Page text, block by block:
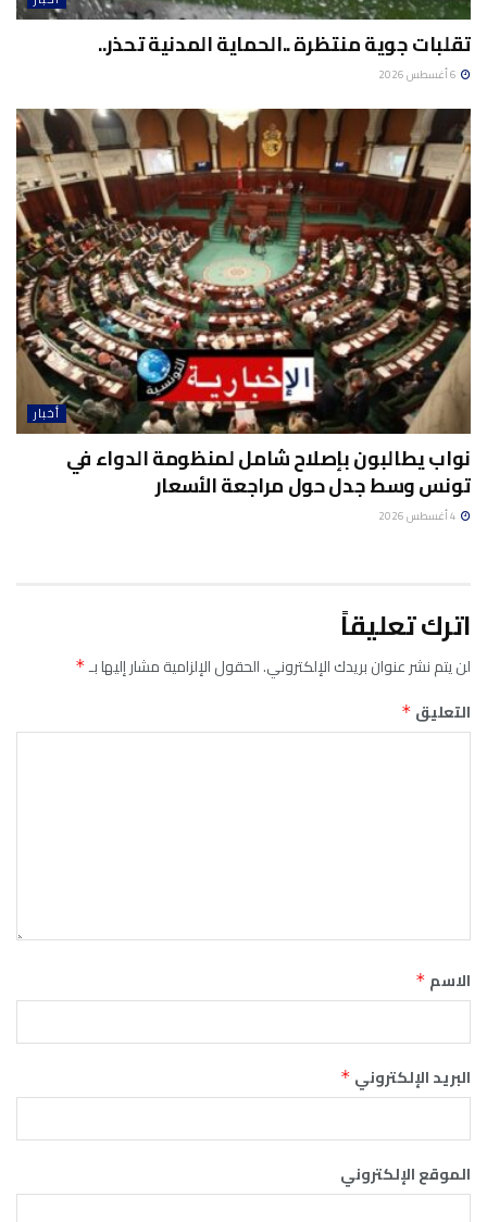
تقلبات جوية منتظرة ..الحماية المدنية تحذر..
أخبار
نواب يطالبون بإصلاح شامل لمنظومة الدواء في
تونس وسط جدل حول مراجعة الأسعار
اترك تعليقاً
لن يتم نشر عنوان بريدك الإلكتروني.الحقول الإلزامية مشار إليها بـ*
التعليق *
الاسم *
البريد الإلكتروني *
الموقع الإلكتروني